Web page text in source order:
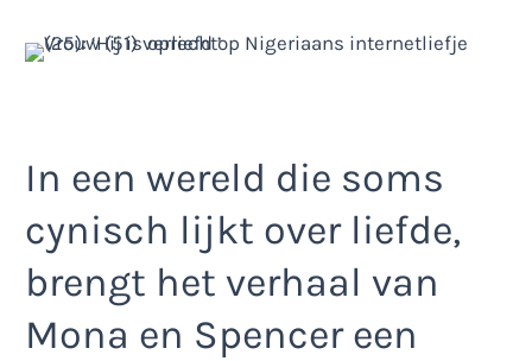
In een wereld die soms
cynisch lijkt over liefde,
brengt het verhaal van
Mona en Spencer een